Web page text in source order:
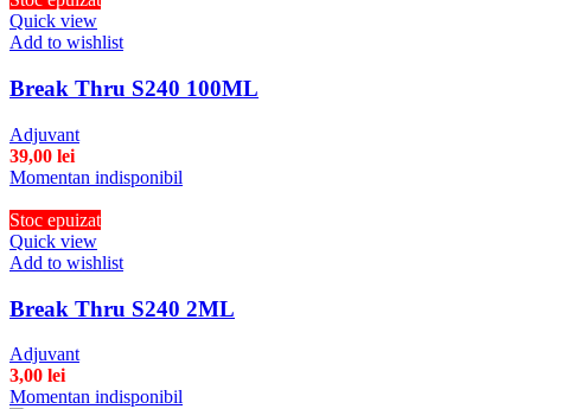
Quick view
Add to wishlist
Break Thru S240 100ML
Adjuvant
39,00 lei
Momentan indisponibil
Stoc epuizat
Quick view
Add to wishlist
Break Thru S240 2ML
Adjuvant
3,00 lei
Momentan indisponibil